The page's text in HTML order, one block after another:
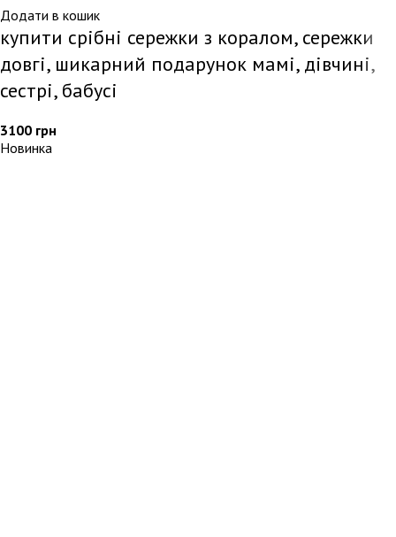
Додати в кошик
купити срібні сережки з коралом, сережки
довгі, шикарний подарунок мамі, дівчині,
сестрі, бабусі
3100 грн
Новинка